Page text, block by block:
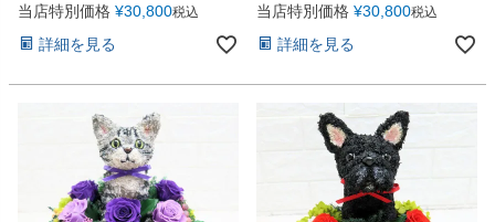
当店特別価格 ¥30,800税込
詳細を見る
当店特別価格 ¥30,800税込
詳細を見る